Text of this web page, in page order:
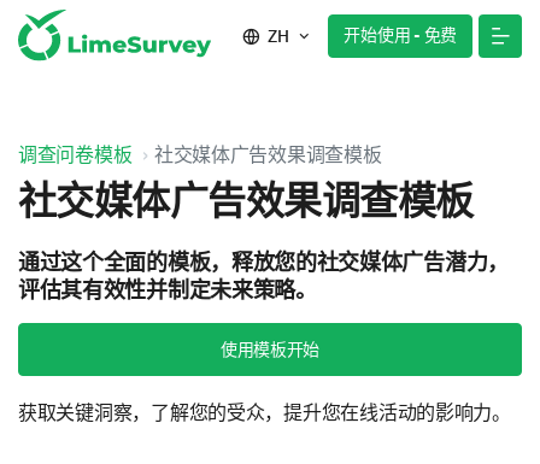
ZH 开始使用 - 免费
调查问卷模板 社交媒体广告效果调查模板
社交媒体广告效果调查模板
通过这个全面的模板，释放您的社交媒体广告潜力，
评估其有效性并制定未来策略。
使用模板开始
获取关键洞察，了解您的受众，提升您在线活动的影响力。